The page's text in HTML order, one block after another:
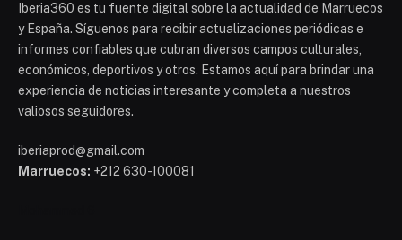
Iberia360 es tu fuente digital sobre la actualidad de Marruecos
y España. Síguenos para recibir actualizaciones periódicas e
informes confiables que cubran diversos campos culturales,
económicos, deportivos y otros. Estamos aquí para brindar una
experiencia de noticias interesante y completa a nuestros
valiosos seguidores.
iberiaprod@gmail.com
Marruecos: +212 630-100081